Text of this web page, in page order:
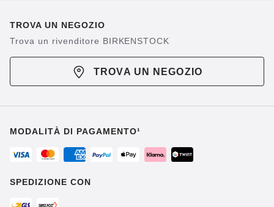
TROVA UN NEGOZIO
Trova un rivenditore BIRKENSTOCK
TROVA UN NEGOZIO
MODALITÀ DI PAGAMENTO¹
SPEDIZIONE CON